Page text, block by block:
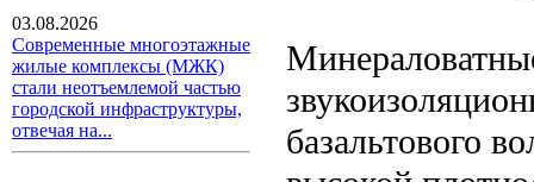
03.08.2026
Современные многоэтажные
жилые комплексы (МЖК)
стали неотъемлемой частью
городской инфраструктуры,
отвечая на...
базальтового